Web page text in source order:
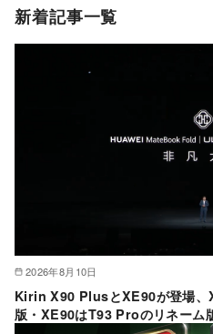
ゴ
新着記事一覧
2026年8月10日
Kirin X90 PlusとXE90が登場、
版・XE90はT93 Proのリネーム